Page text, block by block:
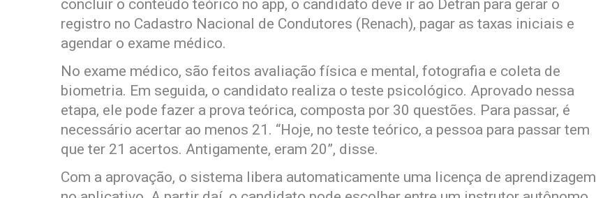
concluir o conteúdo teórico no app, o candidato deve ir ao Detran para gerar o
registro no Cadastro Nacional de Condutores (Renach), pagar as taxas iniciais e
agendar o exame médico.
No exame médico, são feitos avaliação física e mental, fotografia e coleta de
biometria. Em seguida, o candidato realiza o teste psicológico. Aprovado nessa
etapa, ele pode fazer a prova teórica, composta por 30 questões. Para passar, é
necessário acertar ao menos 21. “Hoje, no teste teórico, a pessoa para passar tem
que ter 21 acertos. Antigamente, eram 20”, disse.
Com a aprovação, o sistema libera automaticamente uma licença de aprendizagem